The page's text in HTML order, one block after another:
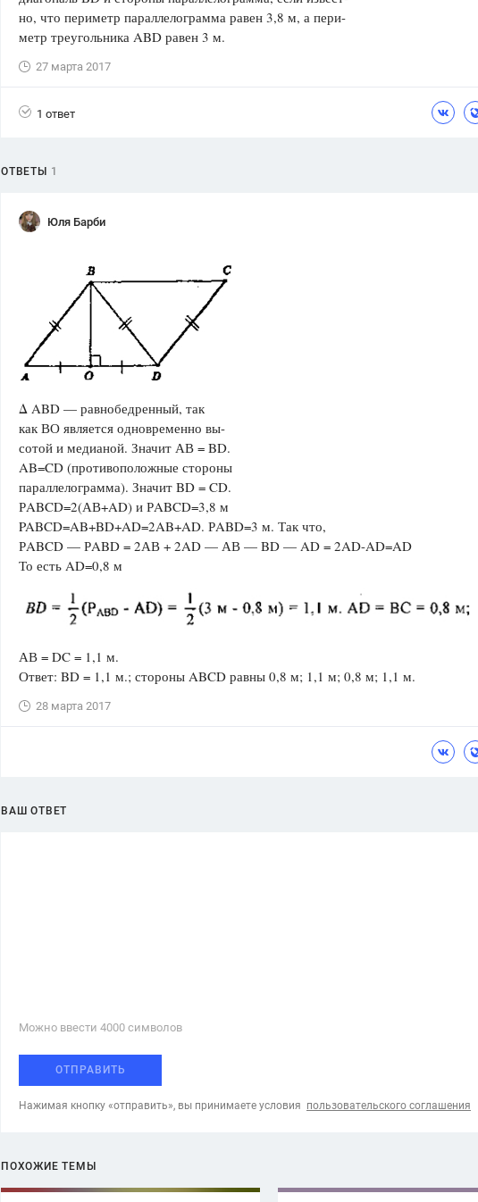
ответа
ГИА
Цветков Л. А.
но, что периметр параллелограмма равен 3,8 м, а пери-
метр треугольника ABD равен 3 м.
27 марта 2017
1 ответ
ОТВЕТЫ 1
Юля Барби
Δ ABD — равнобедренный, так
как ВО является одновременно вы-
сотой и медианой. Значит АВ = BD.
AB=CD (противоположные стороны
параллелограмма). Значит BD = CD.
РABCD=2(АВ+AD) и РABCD=3,8 м
PABCD=AB+BD+AD=2AB+AD. РABD=3 м. Так что,
РABCD — РABD = 2АВ + 2AD — АВ — BD — AD = 2AD-AD=AD
То есть AD=0,8 м
АВ = DC = 1,1 м.
Ответ: BD = 1,1 м.; стороны ABCD равны 0,8 м; 1,1 м; 0,8 м; 1,1 м.
28 марта 2017
ВАШ ОТВЕТ
Можно ввести 4000 cимволов
ОТПРАВИТЬ
Нажимая кнопку «отправить», вы принимаете условия пользовательского соглашения
ПОХОЖИЕ ТЕМЫ